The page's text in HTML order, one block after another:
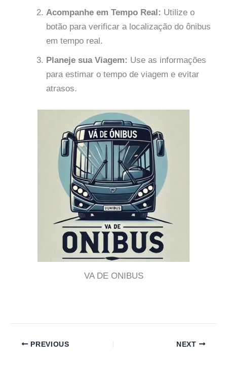
Acompanhe em Tempo Real: Utilize o
botão para verificar a localização do ônibus
em tempo real.
Planeje sua Viagem: Use as informações
para estimar o tempo de viagem e evitar
atrasos.
VA DE ONIBUS
PREVIOUS NEXT